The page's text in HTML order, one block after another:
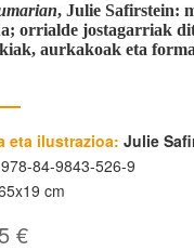
, Julie Safirstein:
orrialde jostagarriak
aurkakoak eta
eta ilustrazioa: Julie
978-84-9843-526-9
cm
€